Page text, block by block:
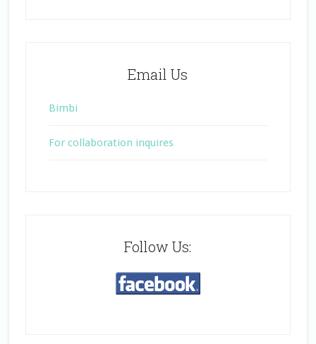
Email Us
Bimbi
For collaboration inquires
Follow Us: